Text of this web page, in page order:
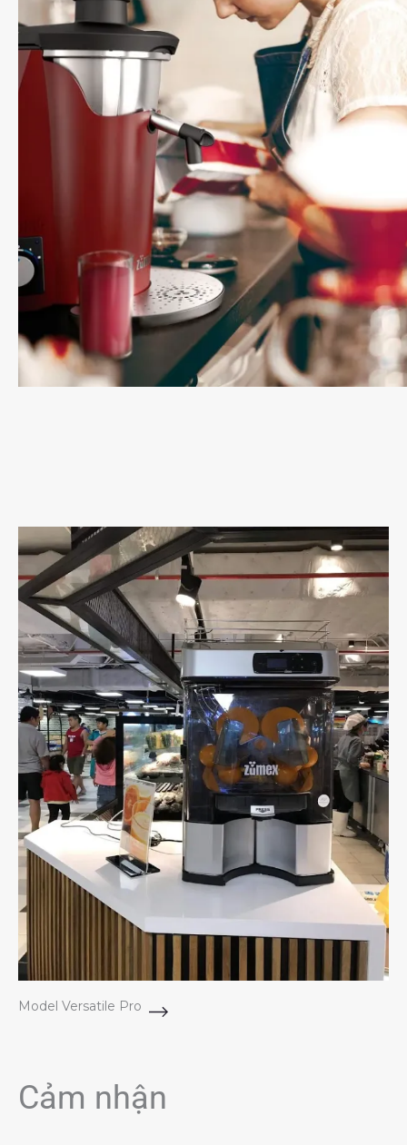
Model Versatile Pro
Cảm nhận